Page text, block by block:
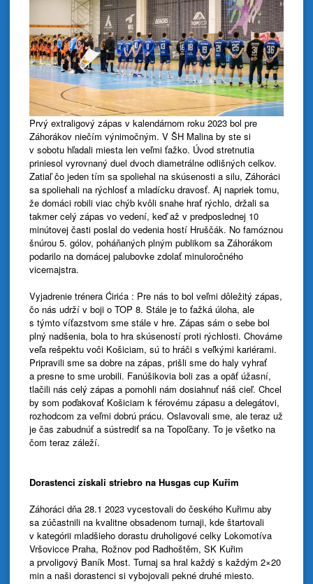
Prvý extraligový zápas v kalendárnom roku 2023 bol pre
Záhorákov niečím výnimočným. V ŠH Malina by ste si
v sobotu hľadali miesta len veľmi ťažko. Úvod stretnutia
priniesol vyrovnaný duel dvoch diametrálne odlišných celkov.
Zatiaľ čo jeden tím sa spoliehal na skúsenosti a silu, Záhoráci
sa spoliehali na rýchlosť a mladícku dravosť. Aj napriek tomu,
že domáci robili viac chýb kvôli snahe hrať rýchlo, držali sa
takmer celý zápas vo vedení, keď až v predposlednej 10
minútovej časti poslal do vedenia hostí Hruščák. No famóznou
šnúrou 5. gólov, poháňaných plným publikom sa Záhorákom
podarilo na domácej palubovke zdolať minuloročného
vicemajstra.
Vyjadrenie trénera Ćirića : Pre nás to bol veľmi dôležitý zápas,
čo nás udrží v boji o TOP 8. Stále je to ťažká úloha, ale
s týmto víťazstvom sme stále v hre. Zápas sám o sebe bol
plný nadšenia, bola to hra skúseností proti rýchlosti. Chováme
veľa rešpektu voči Košiciam, sú to hráči s veľkými kariérami.
Pripravili sme sa dobre na zápas, prišli sme do haly vyhrať
a presne to sme urobili. Fanúšikovia boli zas a opäť úžasní,
tlačili nás celý zápas a pomohli nám dosiahnuť náš cieľ. Chcel
by som poďakovať Košiciam k férovému zápasu a delegátovi,
rozhodcom za veľmi dobrú prácu. Oslavovali sme, ale teraz už
je čas zabudnúť a sústrediť sa na Topoľčany. To je všetko na
čom teraz záleží.
Dorastenci získali striebro na Husgas cup Kuřim
Záhoráci dňa 28.1 2023 vycestovali do českého Kuřimu aby
sa zúčastnili na kvalitne obsadenom turnaji, kde štartovali
v kategórii mladšieho dorastu druholigové celky Lokomotíva
Vršovicce Praha, Rožnov pod Radhoštěm, SK Kuřim
a prvoligový Baník Most. Turnaj sa hral každý s každým 2×20
min a naši dorastenci si vybojovali pekné druhé miesto.